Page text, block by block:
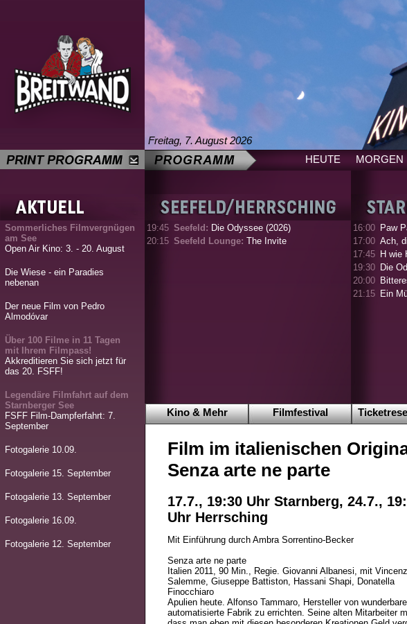
Freitag, 7. August 2026
HEUTE
MORGEN
Sommerliches Filmvergnügen
am See
Open Air Kino: 3. - 20. August
Die Wiese - ein Paradies
nebenan
Der neue Film von Pedro
Almodóvar
Über 100 Filme in 11 Tagen
mit Ihrem Filmpass!
Akkreditieren Sie sich jetzt für
das 20. FSFF!
Legendäre Filmfahrt auf dem
Starnberger See
FSFF Film-Dampferfahrt: 7.
September
Fotogalerie 10.09.
Fotogalerie 15. September
Fotogalerie 13. September
Fotogalerie 16.09.
Fotogalerie 12. September
19:45 Seefeld: Die Odyssee (2026)
20:15 Seefeld Lounge: The Invite
16:00 Paw
17:00 Ach,
17:45 H wie
19:30 Die
20:00
21:15 Ein
Kino & Mehr Filmfestival
Film im italienischen
Senza arte ne parte
17.7., 19:30 Uhr Starnberg, 24.7.,
Uhr Herrsching
Mit Einführung durch Ambra Sorrentino-Becker
Senza arte ne parte
Italien 2011, 90 Min., Regie. Giovanni Albanesi, mit
Salemme, Giuseppe Battiston, Hassani Shapi, Donatella
Finocchiaro
Apulien heute. Alfonso Tammaro, Hersteller von
automatisierte Fabrik zu errichten. Seine alten Mitarbeiter